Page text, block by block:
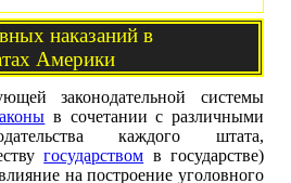
наказаний в
Америки
законодательной системы
в сочетании с различными
каждого штата,
государством в государстве)
на построение уголовного